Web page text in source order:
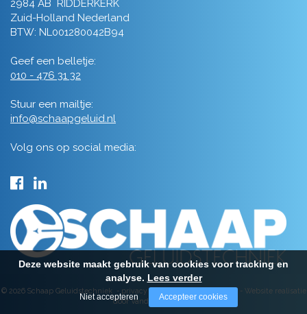
2984 AB RIDDERKERK
Zuid-Holland Nederland
BTW: NL001280042B94
Geef een belletje:
010 - 476 31 32
Stuur een mailtje:
info@schaapgeluid.nl
Volg ons op social media:
© 2026 Schaap Geluidstechniek - privacy - algemene voorwaarden- Website realisatie
door Vanderperk Groep
Deze website maakt gebruik van cookies voor tracking en
analyse. Lees verder
Niet accepteren Accepteer cookies